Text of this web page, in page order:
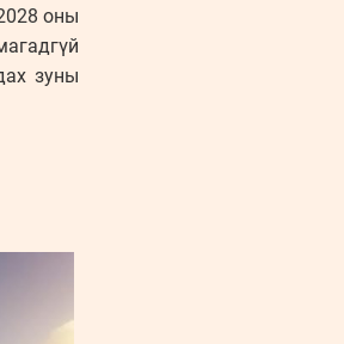
оны
зуны